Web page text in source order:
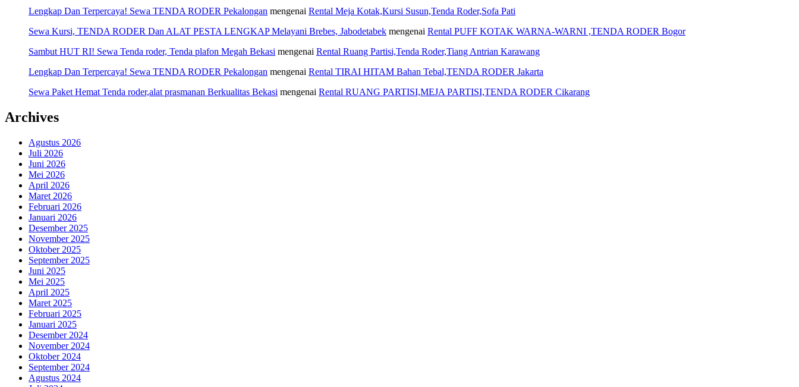
Lengkap Dan Terpercaya! Sewa TENDA RODER Pekalongan mengenai Rental Meja Kotak,Kursi Susun,Tenda Roder,Sofa Pati
Sewa Kursi, TENDA RODER Dan ALAT PESTA LENGKAP Melayani Brebes, Jabodetabek mengenai Rental PUFF KOTAK WARNA-WARNI ,TENDA RODER Bogor
Sambut HUT RI! Sewa Tenda roder, Tenda plafon Megah Bekasi mengenai Rental Ruang Partisi,Tenda Roder,Tiang Antrian Karawang
Lengkap Dan Terpercaya! Sewa TENDA RODER Pekalongan mengenai Rental TIRAI HITAM Bahan Tebal,TENDA RODER Jakarta
Sewa Paket Hemat Tenda roder,alat prasmanan Berkualitas Bekasi mengenai Rental RUANG PARTISI,MEJA PARTISI,TENDA RODER Cikarang
Archives
Agustus 2026
Juli 2026
Juni 2026
Mei 2026
April 2026
Maret 2026
Februari 2026
Januari 2026
Desember 2025
November 2025
Oktober 2025
September 2025
Juni 2025
Mei 2025
April 2025
Maret 2025
Februari 2025
Januari 2025
Desember 2024
November 2024
Oktober 2024
September 2024
Agustus 2024